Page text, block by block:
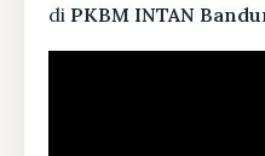
di PKBM INTAN